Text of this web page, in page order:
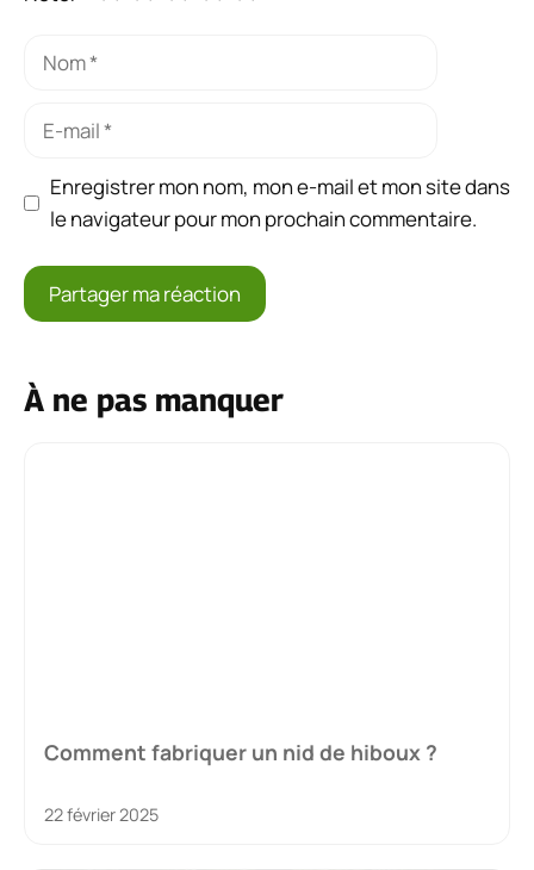
Nom
Enregistrer mon nom, mon e-mail et mon site dans
le navigateur pour mon prochain commentaire.
À ne pas manquer
Comment fabriquer un nid de hiboux ?
22 février 2025